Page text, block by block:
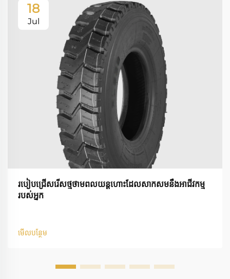
18
Jul
របៀបជ្រើសរើសថ្មថាមពលយន្តហោះដែលសាកសមនឹងអាជីវកម្ម
របស់អ្នក
មើលបន្ថែម